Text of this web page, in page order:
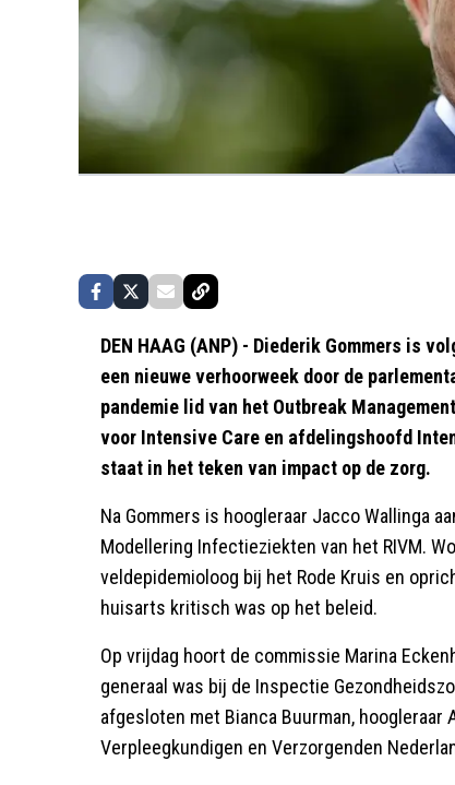
DEN HAAG (ANP) - Diederik Gommers is
een nieuwe verhoorweek door de
pandemie lid van het Outbreak
voor Intensive Care en afdelingshoofd
staat in het teken van impact op de zorg.
Na Gommers is hoogleraar Jacco Wallinga
Modellering Infectieziekten van het RIVM.
veldepidemioloog bij het Rode Kruis en
huisarts kritisch was op het beleid.
Op vrijdag hoort de commissie Marina
generaal was bij de Inspectie
afgesloten met Bianca Buurman,
Verpleegkundigen en Verzorgenden